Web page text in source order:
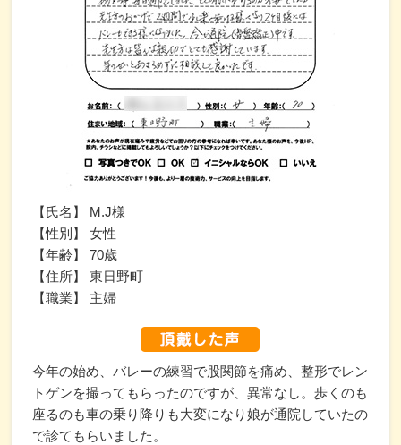
【氏名】 M.J様
【性別】 女性
【年齢】 70歳
【住所】 東日野町
【職業】 主婦
今年の始め、バレーの練習で股関節を痛め、整形でレン
トゲンを撮ってもらったのですが、異常なし。歩くのも
座るのも車の乗り降りも大変になり娘が通院していたの
で診てもらいました。